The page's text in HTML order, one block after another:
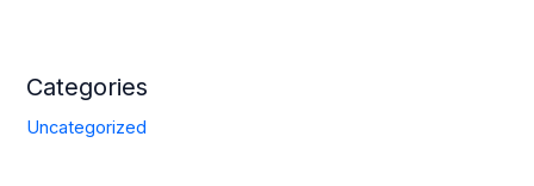
Categories
Uncategorized